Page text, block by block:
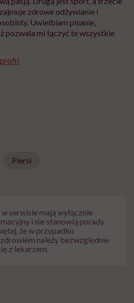
zdrowe odżywianie i
Uwielbiam pisanie,
pozwala mi łączyć te wszystkie
Piersi
serwisie mają wyłącznie
i nie stanowią porady
że w przypadku
należy bezwzględnie
z lekarzem.